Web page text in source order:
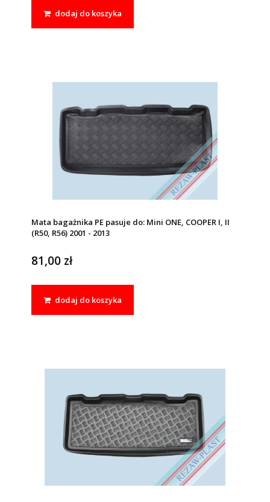
dodaj do koszyka
Mata bagażnika PE pasuje do: Mini ONE, COOPER I, II
(R50, R56) 2001 - 2013
81,00 zł
dodaj do koszyka